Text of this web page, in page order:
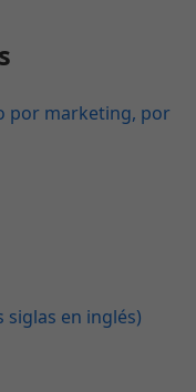
por marketing, por
siglas en inglés)